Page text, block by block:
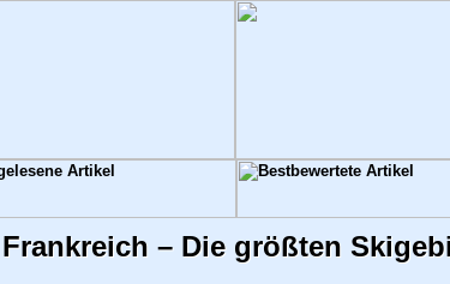
Frankreich – Die größten